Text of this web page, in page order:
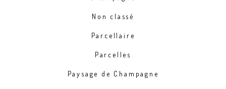
Non classé
Parcellaire
Parcelles
Paysage de Champagne